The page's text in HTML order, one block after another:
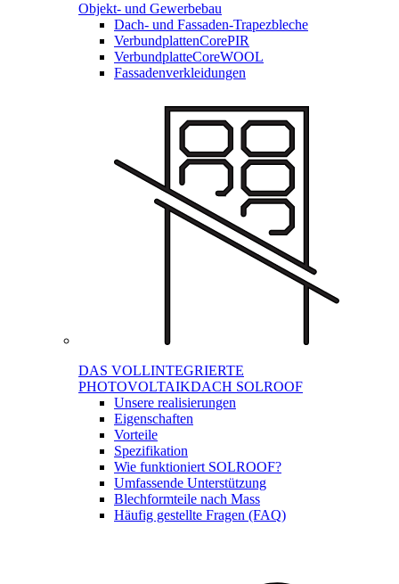
Objekt- und Gewerbebau
Dach- und Fassaden-Trapezbleche
VerbundplattenCorePIR
VerbundplatteCoreWOOL
Fassadenverkleidungen
DAS VOLLINTEGRIERTE
PHOTOVOLTAIKDACH SOLROOF
Unsere realisierungen
Eigenschaften
Vorteile
Spezifikation
Wie funktioniert SOLROOF?
Umfassende Unterstützung
Blechformteile nach Mass
Häufig gestellte Fragen (FAQ)